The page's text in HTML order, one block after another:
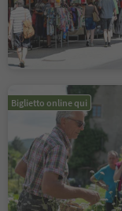
Biglietto online qui